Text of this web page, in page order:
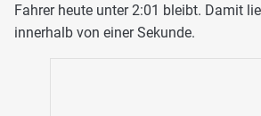
Fahrer heute unter 2:01 bleibt. Damit
innerhalb von einer Sekunde.